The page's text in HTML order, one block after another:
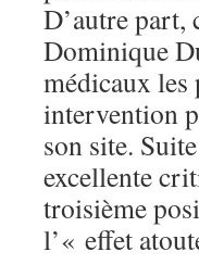
D’autre part,
Dominique
médicaux
intervention
son site.
excellente
troisième
l’« effet